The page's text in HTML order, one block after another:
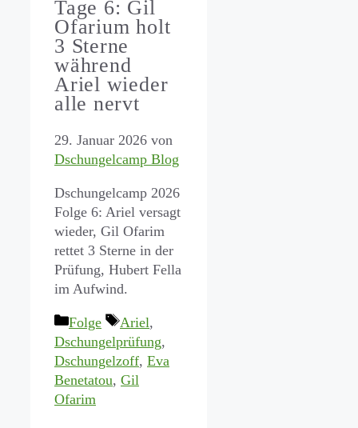
Tage 6: Gil
Ofarium holt
3 Sterne
während
Ariel wieder
alle nervt
29. Januar 2026 von
Dschungelcamp Blog
Dschungelcamp 2026
Folge 6: Ariel versagt
wieder, Gil Ofarim
rettet 3 Sterne in der
Prüfung, Hubert Fella
im Aufwind.
Kategorien
Folge Schlagwörter
Ariel,
Dschungelprüfung,
Dschungelzoff, Eva
Benetatou, Gil
Ofarim